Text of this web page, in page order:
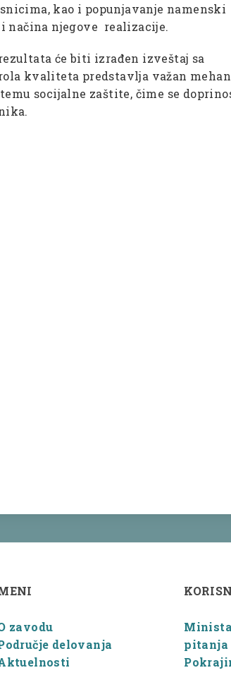
kao i popunjavanje namenski
njegove realizacije.
će biti izrađen izveštaj sa
kvaliteta predstavlja važan
socijalne zaštite, čime se
zavodu
delovanja
pitanja